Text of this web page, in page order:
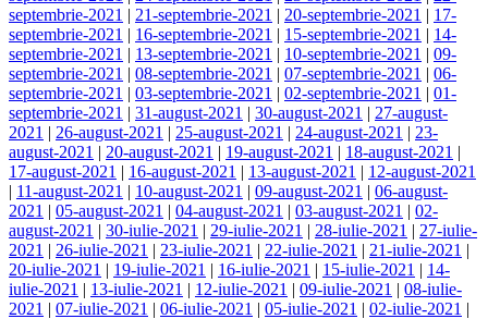
septembrie-2021 | 21-septembrie-2021 | 20-septembrie-2021 | 17-
septembrie-2021 | 16-septembrie-2021 | 15-septembrie-2021 | 14-
septembrie-2021 | 13-septembrie-2021 | 10-septembrie-2021 | 09-
septembrie-2021 | 08-septembrie-2021 | 07-septembrie-2021 | 06-
septembrie-2021 | 03-septembrie-2021 | 02-septembrie-2021 | 01-
septembrie-2021 | 31-august-2021 | 30-august-2021 | 27-august-
2021 | 26-august-2021 | 25-august-2021 | 24-august-2021 | 23-
august-2021 | 20-august-2021 | 19-august-2021 | 18-august-2021 |
17-august-2021 | 16-august-2021 | 13-august-2021 | 12-august-2021
| 11-august-2021 | 10-august-2021 | 09-august-2021 | 06-august-
2021 | 05-august-2021 | 04-august-2021 | 03-august-2021 | 02-
august-2021 | 30-iulie-2021 | 29-iulie-2021 | 28-iulie-2021 | 27-iulie-
2021 | 26-iulie-2021 | 23-iulie-2021 | 22-iulie-2021 | 21-iulie-2021 |
20-iulie-2021 | 19-iulie-2021 | 16-iulie-2021 | 15-iulie-2021 | 14-
iulie-2021 | 13-iulie-2021 | 12-iulie-2021 | 09-iulie-2021 | 08-iulie-
2021 | 07-iulie-2021 | 06-iulie-2021 | 05-iulie-2021 | 02-iulie-2021 |